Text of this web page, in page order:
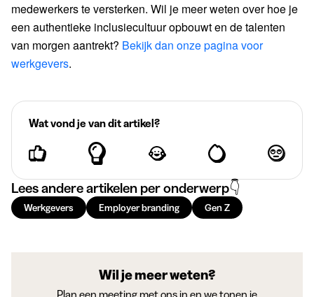
medewerkers te versterken. Wil je meer weten over hoe je
een authentieke inclusiecultuur opbouwt en de talenten
van morgen aantrekt? Bekijk dan onze pagina voor
werkgevers.
Wat vond je van dit artikel?
Lees andere artikelen per onderwerp👇
Werkgevers Employer branding Gen Z
Wil je meer weten?
Plan een meeting met ons in en we tonen je